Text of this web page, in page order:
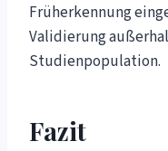
Früherkennung
Validierung
Studienpopulation.
Fazit